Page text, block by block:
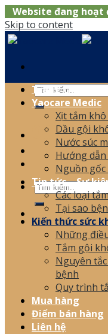
Website đang hoạt
Skip to content
Trang chủ
Yaocare Medic
Xịt tắm
Dầu gội
Nước súc
Hướng
Nguồn gốc
Tin tức – Sự
Các loại
Tại sao
Kiến thức sức
Những
Tắm gội
Nguyên
bệnh
Quy trình
Mua hàng
Điểm bán hàng
Liên hệ